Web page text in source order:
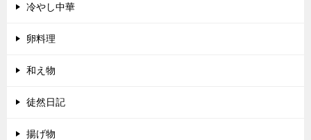
冷やし中華
卵料理
和え物
徒然日記
揚げ物